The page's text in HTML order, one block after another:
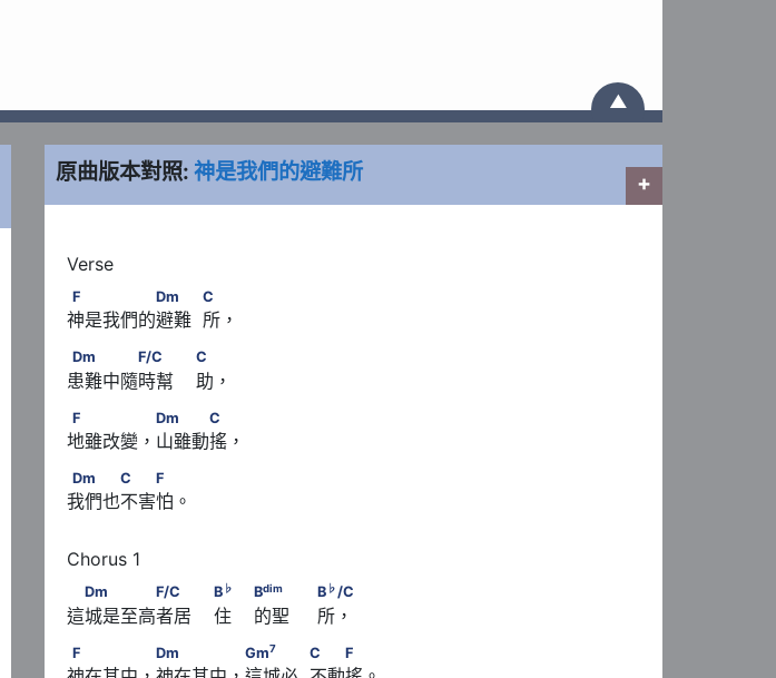
▲
原曲版本對照: 神是我們的避難所 +
F　　　　　Dm　　            C
F Dm C
神是我們的避難  所，
Dm　　　　F/C　　                        C
Dm F/C C
患難中隨時幫    助，
F　　　　 Dm　　　C
F Dm C
地雖改變，山雖動搖，
Dm　　　C　　F
Dm C F
我們也不害怕。
Dm　　　　F/C　　                        B
B ♭/C
Dm F/C B ♭ Bdim B ♭/C
這城是至高者居    住    的聖     所，
F　　　　 Dm　　　　 Gm
C　　F
F Dm Gm7 C F